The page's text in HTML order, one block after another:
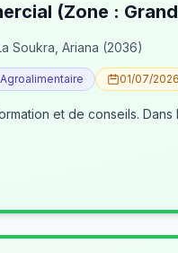
(Zone :
Soukra, Ariana (2036)
01/07/2026
et de conseils.